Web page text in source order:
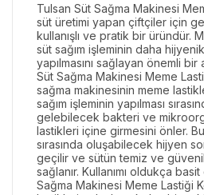
Tulsan Süt Sağma Makinesi
süt üretimi yapan çiftçiler için
kullanışlı ve pratik bir üründür.
süt sağım işleminin daha
yapılmasını sağlayan önemli bir
Süt Sağma Makinesi Meme
sağma makinesinin meme
sağım işleminin yapılması
gelebilecek bakteri ve
lastikleri içine girmesini önler.
sırasında oluşabilecek hijyen
geçilir ve sütün temiz ve
sağlanır. Kullanımı oldukça
Sağma Makinesi Meme Lastiği